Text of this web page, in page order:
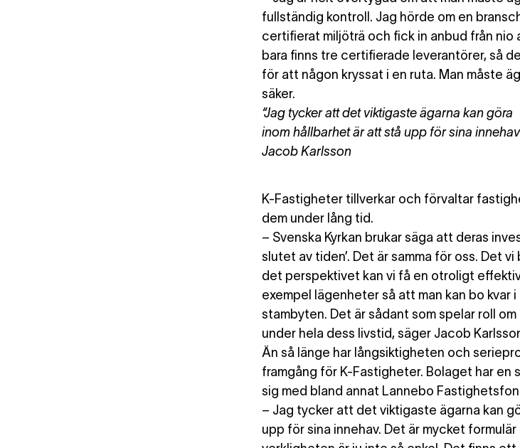
fullständig kontroll. Jag hörde om en
certifierat miljöträ och fick in anbud från nio
bara finns tre certifierade leverantörer, så
för att någon kryssat i en ruta. Man måste
säker.
“Jag tycker att det viktigaste ägarna kan göra
inom hållbarhet är att stå upp för sina
Jacob Karlsson
K-Fastigheter tillverkar och förvaltar
dem under lång tid.
– Svenska Kyrkan brukar säga att deras
slutet av tiden’. Det är samma för oss. Det
det perspektivet kan vi få en otroligt
exempel lägenheter så att man kan bo kvar
stambyten. Det är sådant som spelar roll
under hela dess livstid, säger Jacob
Än så länge har långsiktigheten och
framgång för K-Fastigheter. Bolaget har en
sig med bland annat Lannebo
– Jag tycker att det viktigaste ägarna kan
upp för sina innehav. Det är mycket formulär